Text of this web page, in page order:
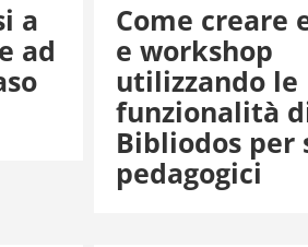
a
ad
Come creare
e workshop
utilizzando le
funzionalità
Bibliodos per
pedagogici